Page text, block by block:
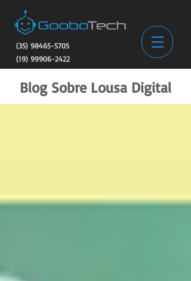
(35) 98465-5705
(19) 99906-2422
Blog Sobre Lousa Digital